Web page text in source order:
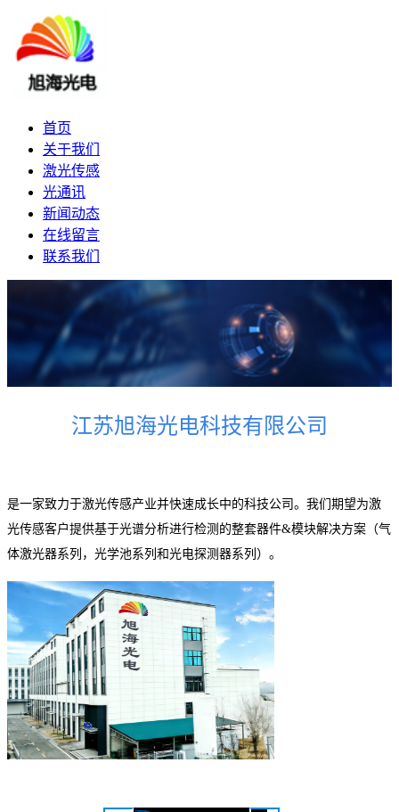
首页
关于我们
激光传感
光通讯
新闻动态
在线留言
联系我们
江苏旭海光电科技有限公司
是一家致力于激光传感产业并快速成长中的科技公司。我们期望为激
光传感客户提供基于光谱分析进行检测的整套器件&模块解决方案（气
体激光器系列，光学池系列和光电探测器系列）。